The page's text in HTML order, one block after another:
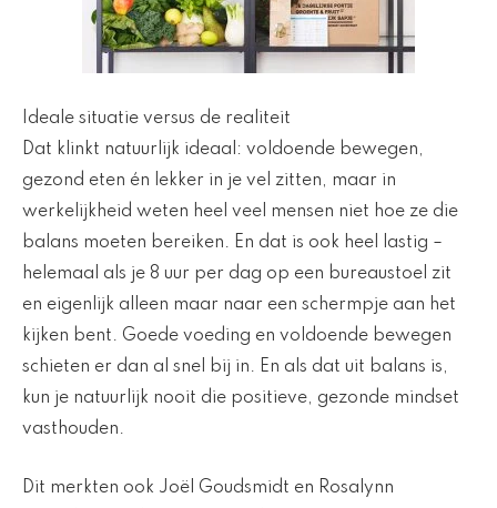
Ideale situatie versus de realiteit
Dat klinkt natuurlijk ideaal: voldoende bewegen,
gezond eten én lekker in je vel zitten, maar in
werkelijkheid weten heel veel mensen niet hoe ze die
balans moeten bereiken. En dat is ook heel lastig –
helemaal als je 8 uur per dag op een bureaustoel zit
en eigenlijk alleen maar naar een schermpje aan het
kijken bent. Goede voeding en voldoende bewegen
schieten er dan al snel bij in. En als dat uit balans is,
kun je natuurlijk nooit die positieve, gezonde mindset
vasthouden.
Dit merkten ook Joël Goudsmidt en Rosalynn